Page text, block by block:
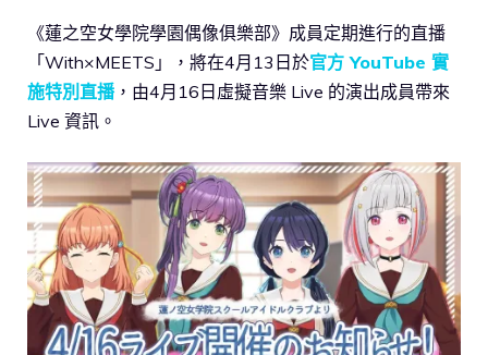
《蓮之空女學院學園偶像俱樂部》成員定期進行的直播
「With×MEETS」，將在4月13日於官方 YouTube 實
施特別直播 ，由4月16日虛擬音樂 Live 的演出成員帶來
Live 資訊。